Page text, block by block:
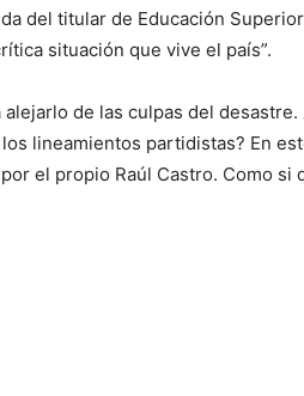
del titular de Educación
situación que vive el país”.
de las culpas del desastre.
lineamientos partidistas? En
el propio Raúl Castro. Como si